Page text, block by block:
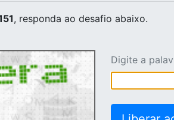
, responda ao desafio abaixo.
Digite a